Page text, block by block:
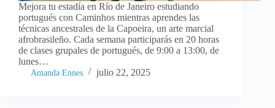
Mejora tu estadía en Río de Janeiro estudiando
portugués con Caminhos mientras aprendes las
técnicas ancestrales de la Capoeira, un arte marcial
afrobrasileño. Cada semana participarás en 20 horas
de clases grupales de portugués, de 9:00 a 13:00, de
lunes…
Amanda Ennes julio 22, 2025